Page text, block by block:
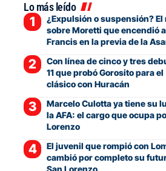
Lo más leído
¿Expulsión o suspensión? El
sobre Moretti que encendió a
Francis en la previa de la
Con línea de cinco y tres
11 que probó Gorosito para el
clásico con Huracán
Marcelo Culotta ya tiene su
la AFA: el cargo que ocupa
Lorenzo
El juvenil que rompió con
cambió por completo su